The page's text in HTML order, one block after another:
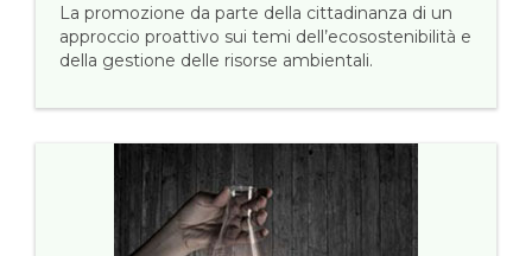
La promozione da parte della cittadinanza di un
approccio proattivo sui temi dell’ecosostenibilità e
della gestione delle risorse ambientali.